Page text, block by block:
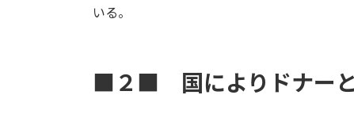
いる。
■２■ 国によりドナーと